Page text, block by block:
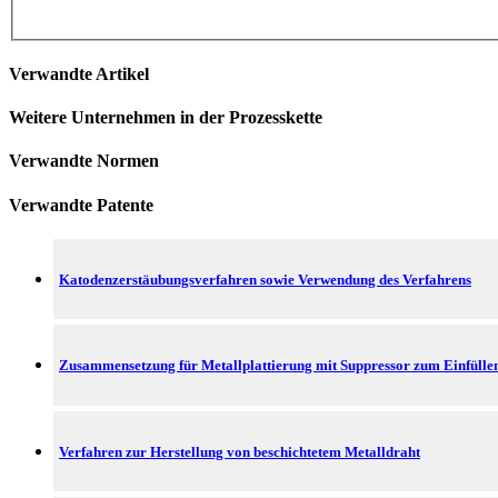
Verwandte Artikel
Weitere Unternehmen in der Prozesskette
Verwandte Normen
Verwandte Patente
Katodenzerstäubungsverfahren sowie Verwendung des Verfahrens
Zusammensetzung für Metallplattierung mit Suppressor zum
Verfahren zur Herstellung von beschichtetem Metalldraht